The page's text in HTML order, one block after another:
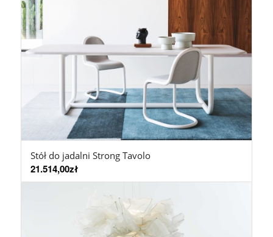
Stół do jadalni Strong Tavolo
21.514,00zł